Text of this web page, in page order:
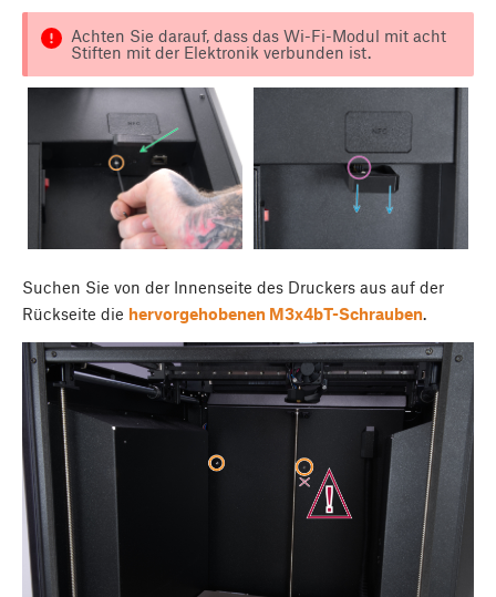
Achten Sie darauf, dass das Wi-Fi-Modul mit acht
Stiften mit der Elektronik verbunden ist.
Suchen Sie von der Innenseite des Druckers aus auf der
Rückseite die hervorgehobenen M3x4bT-Schrauben.